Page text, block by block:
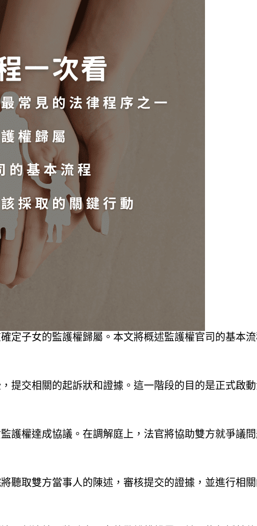
定子女的監護權歸屬。本文將概述監護權官司的基本
提交相關的起訴狀和證據。這一階段的目的是正式啟
護權達成協議。在調解庭上，法官將協助雙方就爭議
聽取雙方當事人的陳述，審核提交的證據，並進行相